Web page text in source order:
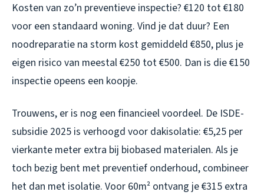
Kosten van zo’n preventieve inspectie? €120 tot €180
voor een standaard woning. Vind je dat duur? Een
noodreparatie na storm kost gemiddeld €850, plus je
eigen risico van meestal €250 tot €500. Dan is die €150
inspectie opeens een koopje.
Trouwens, er is nog een financieel voordeel. De ISDE-
subsidie 2025 is verhoogd voor dakisolatie: €5,25 per
vierkante meter extra bij biobased materialen. Als je
toch bezig bent met preventief onderhoud, combineer
het dan met isolatie. Voor 60m² ontvang je €315 extra